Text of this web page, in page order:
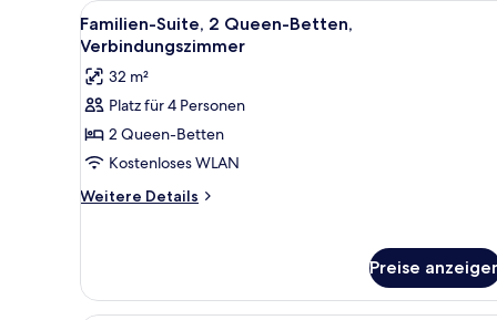
für
Zimmer
Alle
Fotos
für
Familien-
Suite,
2 Queen-
Betten,
Verbindungszimmer
Ein Hotelzimmer mit einem
8
Familien-Suite, 2 Queen-Betten,
Verbindungszimmer
32 m²
Platz für 4 Personen
2 Queen-Betten
Kostenloses WLAN
Weitere Details
Weitere
2 Queen-
Betten,
Preise